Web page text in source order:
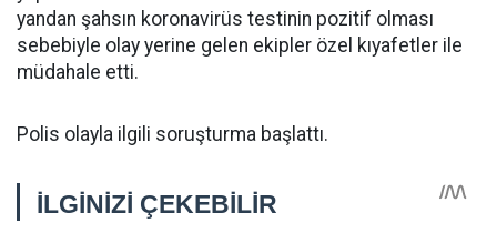
yandan şahsın koronavirüs testinin pozitif olması
sebebiyle olay yerine gelen ekipler özel kıyafetler ile
müdahale etti.
Polis olayla ilgili soruşturma başlattı.